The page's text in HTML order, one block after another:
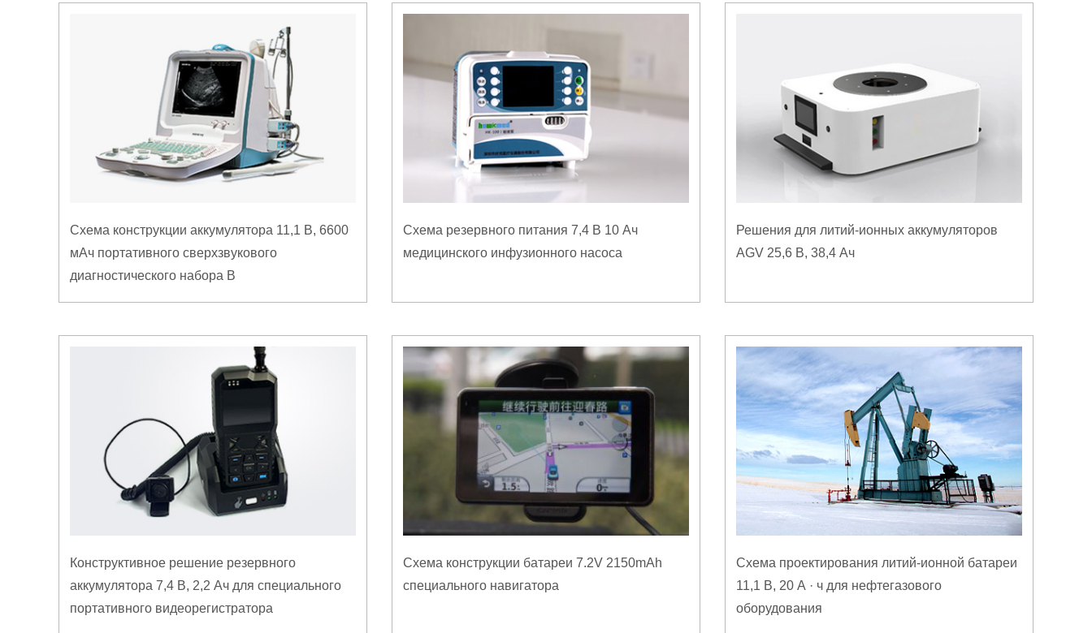
Схема конструкции аккумулятора 11,1 В, 6600
мАч портативного сверхзвукового
диагностического набора B
Схема резервного питания 7,4 В 10 Ач
медицинского инфузионного насоса
Решения для литий-ионных аккумуляторов
AGV 25,6 В, 38,4 Ач
Конструктивное решение резервного
аккумулятора 7,4 В, 2,2 Ач для специального
портативного видеорегистратора
Схема конструкции батареи 7.2V 2150mAh
специального навигатора
Схема проектирования литий-ионной батареи
11,1 В, 20 А · ч для нефтегазового
оборудования